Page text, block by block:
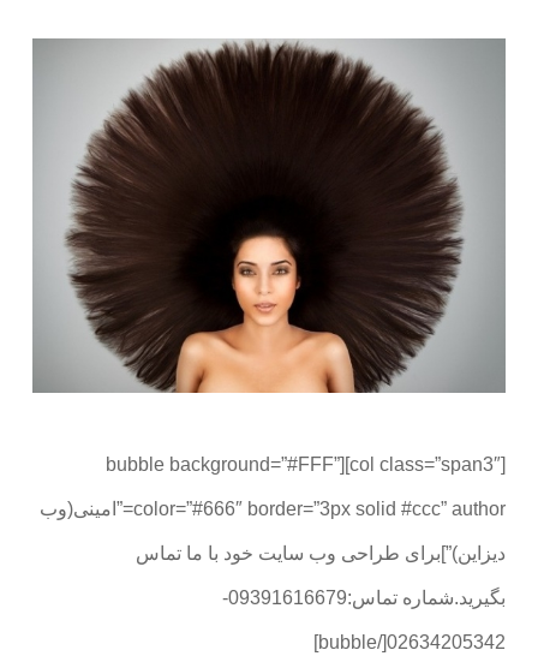
[col class=”span3″][bubble background=”#FFF”
color=”#666″ border=”3px solid #ccc” author=”امینی(وب
دیزاین)”]برای طراحی وب سایت خود با ما تماس
بگیرید.شماره تماس:09391616679-
02634205342[/bubble]